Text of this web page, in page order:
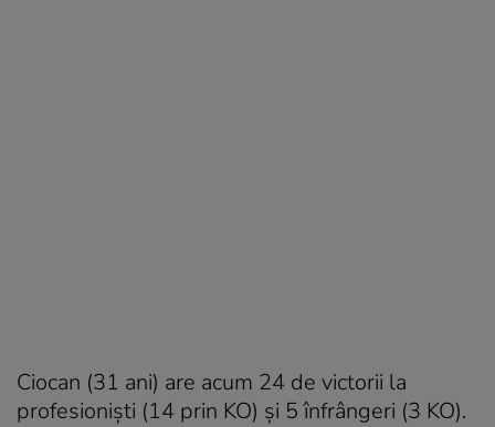
Ciocan (31 ani) are acum 24 de victorii la
profesionişti (14 prin KO) şi 5 înfrângeri (3 KO).